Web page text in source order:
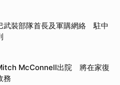
武裝部隊首長及軍購網絡 駐中
McConnell出院 將在家復
務